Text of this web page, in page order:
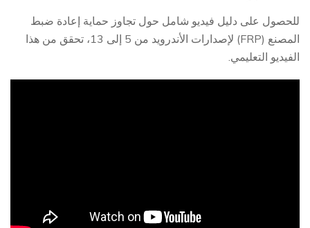
للحصول على دليل فيديو شامل حول تجاوز حماية إعادة ضبط
المصنع (FRP) لإصدارات الأندرويد من 5 إلى 13، تحقق من هذا
الفيديو التعليمي.